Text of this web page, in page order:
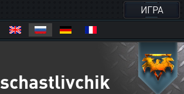
ИГРА
schastlivchik